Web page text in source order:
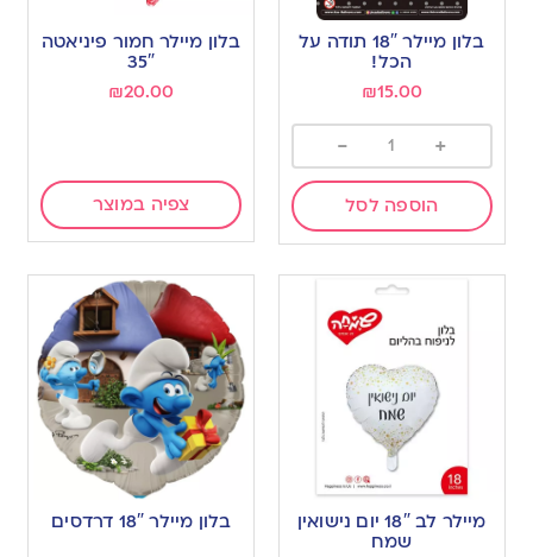
בלון מיילר 18″ תודה על
הכל!
₪15.00
+
-
הוספה לסל
בלון מיילר חמור פיניאטה
35″
₪20.00
צפיה במוצר
מיילר לב 18″ יום נישואין
שמח
בלון מיילר 18″ דרדסים